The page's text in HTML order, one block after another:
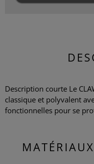
Description courte Le
classique et polyvalent
fonctionnelles pour se